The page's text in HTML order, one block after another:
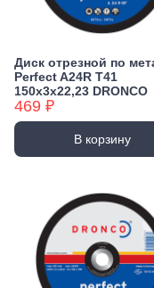
Диск отрезной по
Perfect A24R T41
150х3х22,23 DRONCO
469 ₽
В корзину